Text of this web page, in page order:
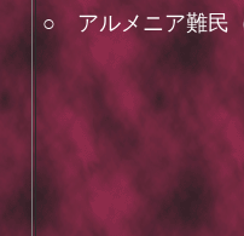
○ アルメニア難民